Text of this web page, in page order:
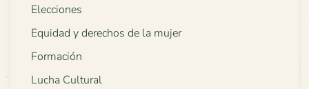
Elecciones
Equidad y derechos de la mujer
Formación
Lucha Cultural